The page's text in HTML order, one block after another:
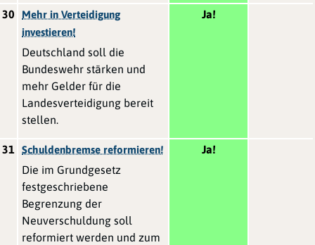
30
Mehr in Verteidigung
investieren!
Deutschland soll die
Bundeswehr stärken und
mehr Gelder für die
Landesverteidigung bereit
stellen.
Ja!
31 Schuldenbremse reformieren!
Die im Grundgesetz
festgeschriebene
Begrenzung der
Neuverschuldung soll
reformiert werden und zum
Ja!